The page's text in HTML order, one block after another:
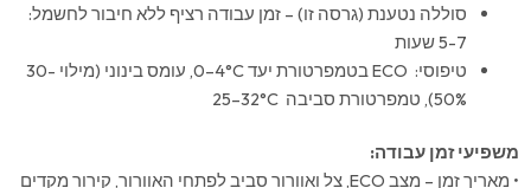
סוללה נטענת (גרסה זו) – זמן עבודה רציף ללא חיבור לחשמל:
5-7 שעות
טיפוסי: ECO בטמפרטורת יעד ‎0–4°C, עומס בינוני (מילוי 30-
50%), טמפרטורת סביבה ‎25–32°C
משפיעי זמן עבודה:
• מאריך זמן – מצב ECO, צל ואוורור סביב לפתחי האוורור, קירור מקדים